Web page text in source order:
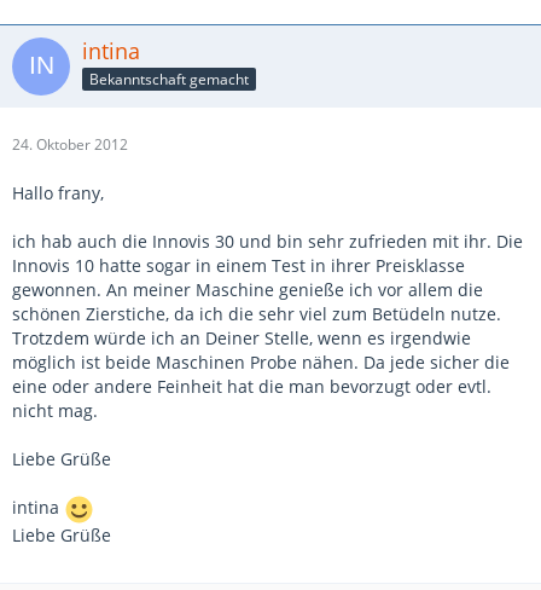
intina
Bekanntschaft gemacht
24. Oktober 2012
Hallo frany,
ich hab auch die Innovis 30 und bin sehr zufrieden mit ihr. Die
Innovis 10 hatte sogar in einem Test in ihrer Preisklasse
gewonnen. An meiner Maschine genieße ich vor allem die
schönen Zierstiche, da ich die sehr viel zum Betüdeln nutze.
Trotzdem würde ich an Deiner Stelle, wenn es irgendwie
möglich ist beide Maschinen Probe nähen. Da jede sicher die
eine oder andere Feinheit hat die man bevorzugt oder evtl.
nicht mag.
Liebe Grüße
intina
Liebe Grüße